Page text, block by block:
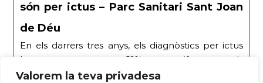
Valorem la teva privadesa
són per ictus – Parc Sanitari Sant Joan
de Déu
En els darrers tres anys, els diagnòstics per ictus
han augmentat un 81%, una xifra que els
especialistes atribueixen a l’envelliment de la